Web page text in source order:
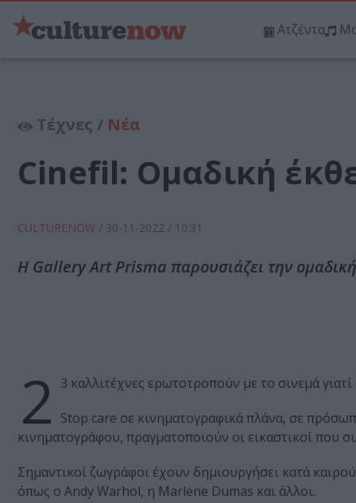
Ατζέντα
Τέχνες / Νέα
Cinefil: Ομαδική
CULTURENOW / 30-11-2022 / 10:31
Η Gallery Art Prisma παρουσιάζει την
2 3 καλλιτέχνες ερωτοτροπούν με το σινεμά
Stop care σε κινηματογραφικά πλάνα, σε
κινηματογράφου, πραγματοποιούν οι εικαστικοί που
Σημαντικοί ζωγράφοι έχουν δημιουργήσει κατά
όπως ο Andy Warhol, η Marlene Dumas και άλλοι.